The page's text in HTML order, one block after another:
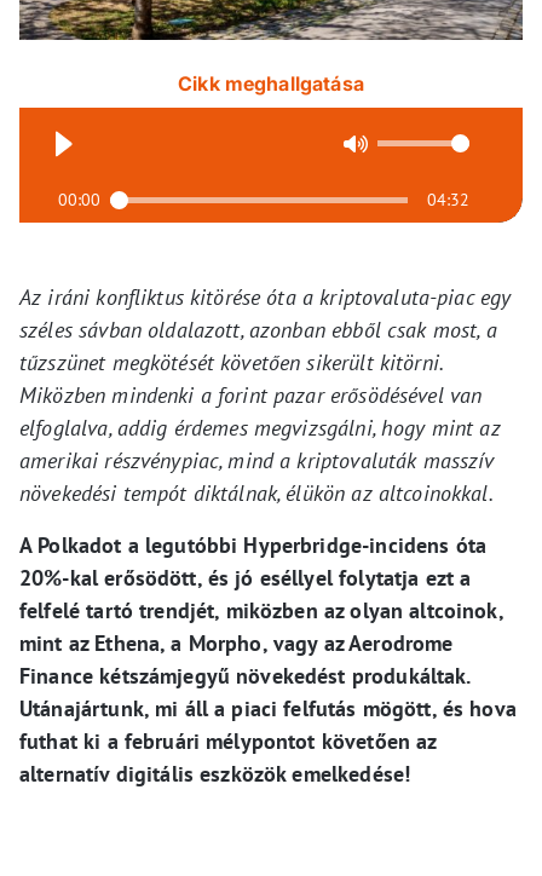
Cikk meghallgatása
00:00 04:32
Az iráni konfliktus kitörése óta a kriptovaluta-piac egy
széles sávban oldalazott, azonban ebből csak most, a
tűzszünet megkötését követően sikerült kitörni.
Miközben mindenki a forint pazar erősödésével van
elfoglalva, addig érdemes megvizsgálni, hogy mint az
amerikai részvénypiac, mind a kriptovaluták masszív
növekedési tempót diktálnak, élükön az altcoinokkal.
A Polkadot a legutóbbi Hyperbridge-incidens óta
20%-kal erősödött, és jó eséllyel folytatja ezt a
felfelé tartó trendjét, miközben az olyan altcoinok,
mint az Ethena, a Morpho, vagy az Aerodrome
Finance kétszámjegyű növekedést produkáltak.
Utánajártunk, mi áll a piaci felfutás mögött, és hova
futhat ki a februári mélypontot követően az
alternatív digitális eszközök emelkedése!